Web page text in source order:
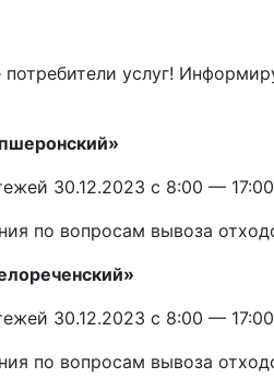
услуг!
30.12.2023 с 8:00 —
по вопросам вывоза
30.12.2023 с 8:00 —
по вопросам вывоза